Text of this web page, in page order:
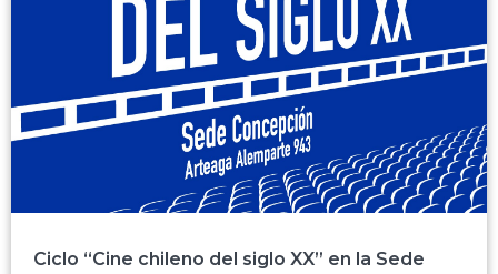
Ciclo “Cine chileno del siglo XX” en la Sede